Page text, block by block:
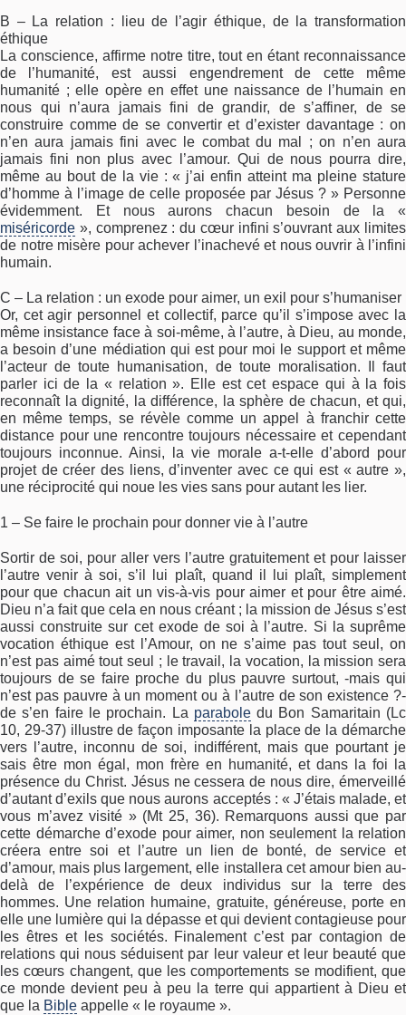
B – La relation : lieu de l’agir éthique, de la transformation
éthique
La conscience, affirme notre titre, tout en étant reconnaissance
de l’humanité, est aussi engendrement de cette même
humanité ; elle opère en effet une naissance de l’humain en
nous qui n’aura jamais fini de grandir, de s’affiner, de se
construire comme de se convertir et d’exister davantage : on
n’en aura jamais fini avec le combat du mal ; on n’en aura
jamais fini non plus avec l’amour. Qui de nous pourra dire,
même au bout de la vie : « j’ai enfin atteint ma pleine stature
d’homme à l’image de celle proposée par Jésus ? » Personne
évidemment. Et nous aurons chacun besoin de la «
miséricorde », comprenez : du cœur infini s’ouvrant aux limites
de notre misère pour achever l’inachevé et nous ouvrir à l’infini
humain.
C – La relation : un exode pour aimer, un exil pour s’humaniser
Or, cet agir personnel et collectif, parce qu’il s’impose avec la
même insistance face à soi-même, à l’autre, à Dieu, au monde,
a besoin d’une médiation qui est pour moi le support et même
l’acteur de toute humanisation, de toute moralisation. Il faut
parler ici de la « relation ». Elle est cet espace qui à la fois
reconnaît la dignité, la différence, la sphère de chacun, et qui,
en même temps, se révèle comme un appel à franchir cette
distance pour une rencontre toujours nécessaire et cependant
toujours inconnue. Ainsi, la vie morale a-t-elle d’abord pour
projet de créer des liens, d’inventer avec ce qui est « autre »,
une réciprocité qui noue les vies sans pour autant les lier.
1 – Se faire le prochain pour donner vie à l’autre
Sortir de soi, pour aller vers l’autre gratuitement et pour laisser
l’autre venir à soi, s’il lui plaît, quand il lui plaît, simplement
pour que chacun ait un vis-à-vis pour aimer et pour être aimé.
Dieu n’a fait que cela en nous créant ; la mission de Jésus s’est
aussi construite sur cet exode de soi à l’autre. Si la suprême
vocation éthique est l’Amour, on ne s’aime pas tout seul, on
n’est pas aimé tout seul ; le travail, la vocation, la mission sera
toujours de se faire proche du plus pauvre surtout, -mais qui
n’est pas pauvre à un moment ou à l’autre de son existence ?-
de s’en faire le prochain. La paraboledu Bon Samaritain (Lc
10, 29-37) illustre de façon imposante la place de la démarche
vers l’autre, inconnu de soi, indifférent, mais que pourtant je
sais être mon égal, mon frère en humanité, et dans la foi la
présence du Christ. Jésus ne cessera de nous dire, émerveillé
d’autant d’exils que nous aurons acceptés : « J’étais malade, et
vous m’avez visité » (Mt 25, 36). Remarquons aussi que par
cette démarche d’exode pour aimer, non seulement la relation
créera entre soi et l’autre un lien de bonté, de service et
d’amour, mais plus largement, elle installera cet amour bien au-
delà de l’expérience de deux individus sur la terre des
hommes. Une relation humaine, gratuite, généreuse, porte en
elle une lumière qui la dépasse et qui devient contagieuse pour
les êtres et les sociétés. Finalement c’est par contagion de
relations qui nous séduisent par leur valeur et leur beauté que
les cœurs changent, que les comportements se modifient, que
ce monde devient peu à peu la terre qui appartient à Dieu et
que la Bible appelle « le royaume ».